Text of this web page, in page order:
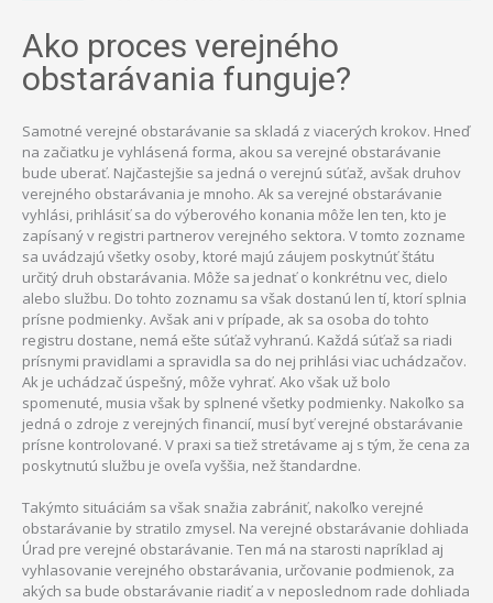
Ako proces verejného
obstarávania funguje?
Samotné verejné obstarávanie sa skladá z viacerých krokov. Hneď
na začiatku je vyhlásená forma, akou sa verejné obstarávanie
bude uberať. Najčastejšie sa jedná o verejnú súťaž, avšak druhov
verejného obstarávania je mnoho. Ak sa verejné obstarávanie
vyhlási, prihlásiť sa do výberového konania môže len ten, kto je
zapísaný v registri partnerov verejného sektora. V tomto zozname
sa uvádzajú všetky osoby, ktoré majú záujem poskytnúť štátu
určitý druh obstarávania. Môže sa jednať o konkrétnu vec, dielo
alebo službu. Do tohto zoznamu sa však dostanú len tí, ktorí splnia
prísne podmienky. Avšak ani v prípade, ak sa osoba do tohto
registru dostane, nemá ešte súťaž vyhranú. Každá súťaž sa riadi
prísnymi pravidlami a spravidla sa do nej prihlási viac uchádzačov.
Ak je uchádzač úspešný, môže vyhrať. Ako však už bolo
spomenuté, musia však by splnené všetky podmienky. Nakoľko sa
jedná o zdroje z verejných financií, musí byť verejné obstarávanie
prísne kontrolované. V praxi sa tiež stretávame aj s tým, že cena za
poskytnutú službu je oveľa vyššia, než štandardne.
Takýmto situáciám sa však snažia zabrániť, nakoľko verejné
obstarávanie by stratilo zmysel. Na verejné obstarávanie dohliada
Úrad pre verejné obstarávanie. Ten má na starosti napríklad aj
vyhlasovanie verejného obstarávania, určovanie podmienok, za
akých sa bude obstarávanie riadiť a v neposlednom rade dohliada